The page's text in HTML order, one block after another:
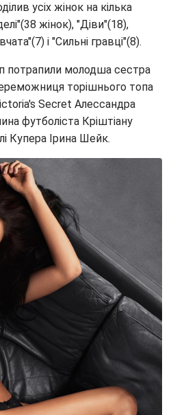
усіх жінок на кілька
жінок), "Діви"(18),
і "Сильні гравці"(8).
потрапили молодша сестра
торішнього топа
Secret Алессандра
футболіста Кріштіану
Купера Ірина Шейк.